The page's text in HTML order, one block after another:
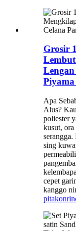
Grosir
Piyama
Apa
Alus?
poliester
kusut,
sing
cepet
kanggo
pitakon